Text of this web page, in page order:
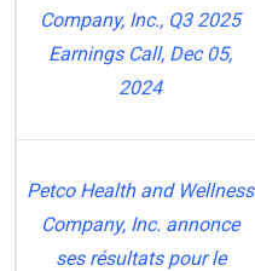
Company, Inc., Q3 2025
Earnings Call, Dec 05,
2024
Petco Health and Wellness
Company, Inc. annonce
ses résultats pour le